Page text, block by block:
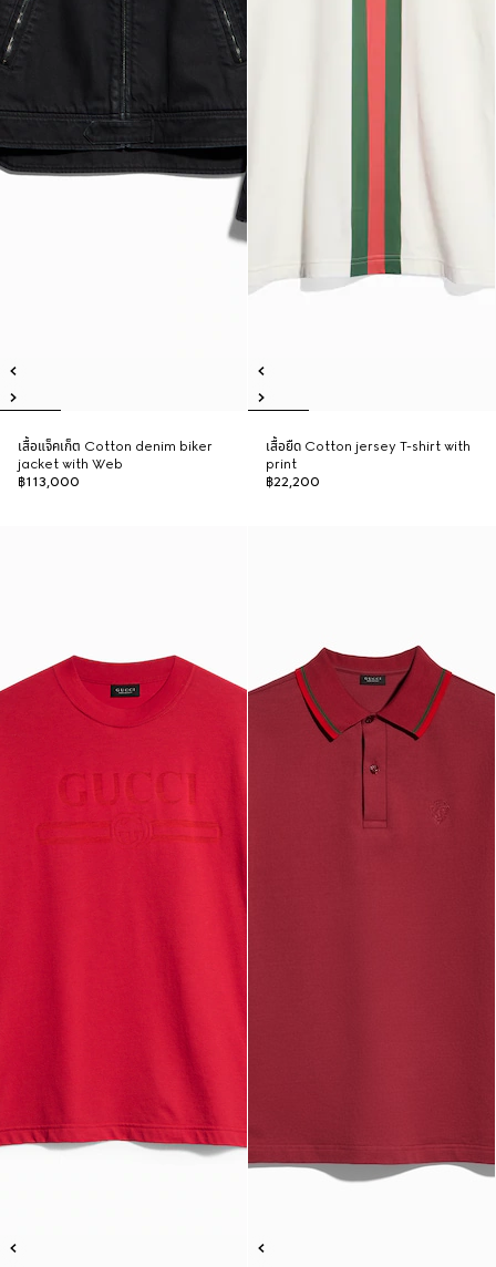
เสื้อแจ็คเก็ต Cotton denim biker
jacket with Web
฿113,000
เสื้อยืด Cotton jersey T-shirt with
print
฿22,200